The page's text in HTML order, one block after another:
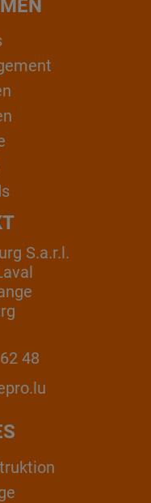
S.a.r.l.
48